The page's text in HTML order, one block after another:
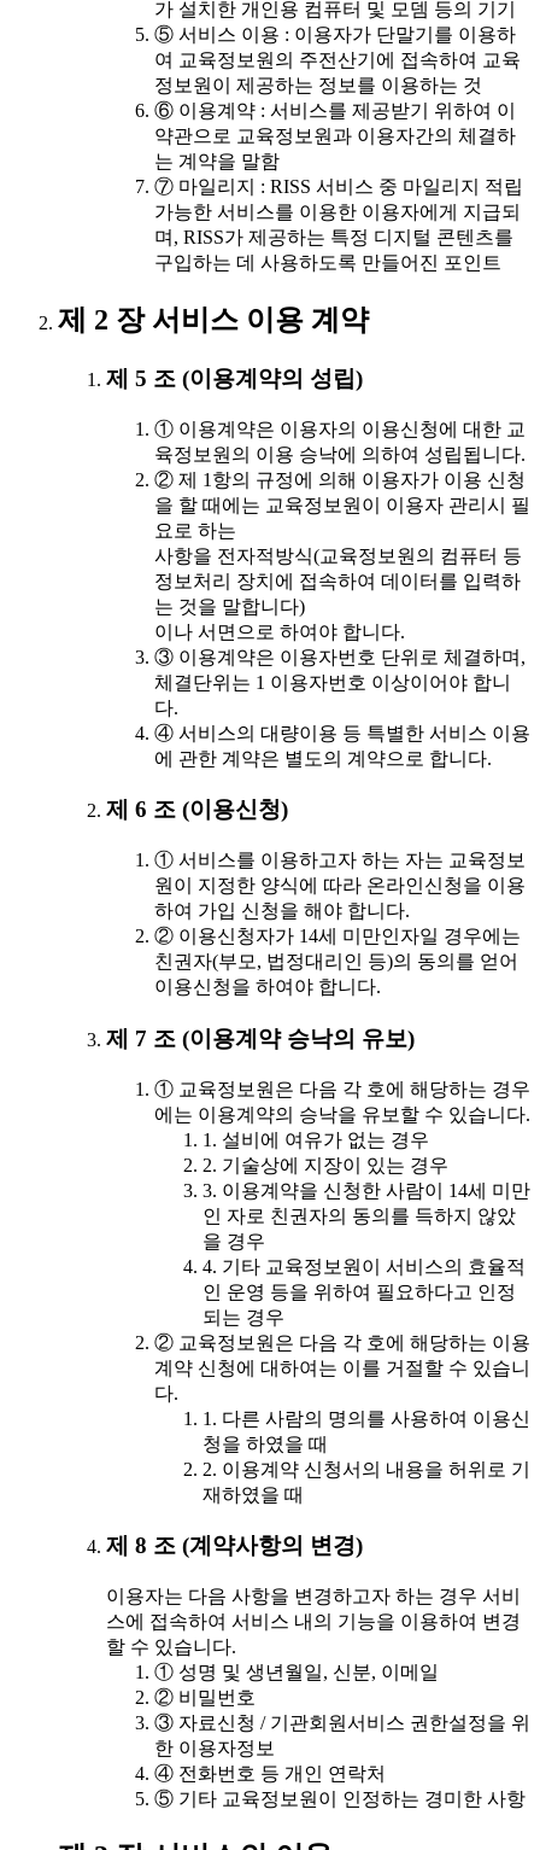
가 설치한 개인용 컴퓨터 및 모뎀 등의 기기
⑤ 서비스 이용 : 이용자가 단말기를 이용하
여 교육정보원의 주전산기에 접속하여 교육
정보원이 제공하는 정보를 이용하는 것
⑥ 이용계약 : 서비스를 제공받기 위하여 이
약관으로 교육정보원과 이용자간의 체결하
는 계약을 말함
⑦ 마일리지 : RISS 서비스 중 마일리지 적립
가능한 서비스를 이용한 이용자에게 지급되
며, RISS가 제공하는 특정 디지털 콘텐츠를
구입하는 데 사용하도록 만들어진 포인트
제 2 장 서비스 이용 계약
제 5 조 (이용계약의 성립)
① 이용계약은 이용자의 이용신청에 대한 교
육정보원의 이용 승낙에 의하여 성립됩니다.
② 제 1항의 규정에 의해 이용자가 이용 신청
을 할 때에는 교육정보원이 이용자 관리시 필
요로 하는
사항을 전자적방식(교육정보원의 컴퓨터 등
정보처리 장치에 접속하여 데이터를 입력하
는 것을 말합니다)
이나 서면으로 하여야 합니다.
③ 이용계약은 이용자번호 단위로 체결하며,
체결단위는 1 이용자번호 이상이어야 합니
다.
④ 서비스의 대량이용 등 특별한 서비스 이용
에 관한 계약은 별도의 계약으로 합니다.
제 6 조 (이용신청)
① 서비스를 이용하고자 하는 자는 교육정보
원이 지정한 양식에 따라 온라인신청을 이용
하여 가입 신청을 해야 합니다.
② 이용신청자가 14세 미만인자일 경우에는
친권자(부모, 법정대리인 등)의 동의를 얻어
이용신청을 하여야 합니다.
제 7 조 (이용계약 승낙의 유보)
① 교육정보원은 다음 각 호에 해당하는 경우
에는 이용계약의 승낙을 유보할 수 있습니다.
1. 설비에 여유가 없는 경우
2. 기술상에 지장이 있는 경우
3. 이용계약을 신청한 사람이 14세 미만
인 자로 친권자의 동의를 득하지 않았
을 경우
4. 기타 교육정보원이 서비스의 효율적
인 운영 등을 위하여 필요하다고 인정
되는 경우
② 교육정보원은 다음 각 호에 해당하는 이용
계약 신청에 대하여는 이를 거절할 수 있습니
다.
1. 다른 사람의 명의를 사용하여 이용신
청을 하였을 때
2. 이용계약 신청서의 내용을 허위로 기
재하였을 때
제 8 조 (계약사항의 변경)
이용자는 다음 사항을 변경하고자 하는 경우 서비
스에 접속하여 서비스 내의 기능을 이용하여 변경
할 수 있습니다.
① 성명 및 생년월일, 신분, 이메일
② 비밀번호
③ 자료신청 / 기관회원서비스 권한설정을 위
한 이용자정보
④ 전화번호 등 개인 연락처
⑤ 기타 교육정보원이 인정하는 경미한 사항